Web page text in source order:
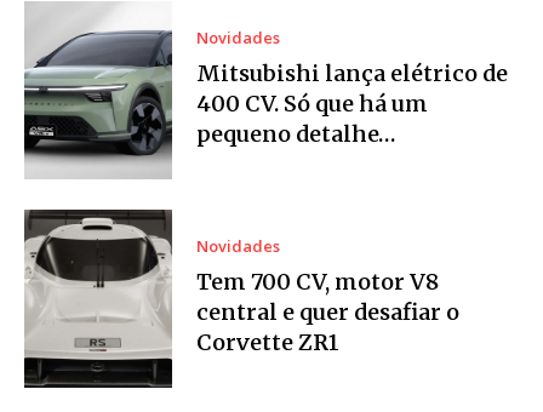
Novidades
Mitsubishi lança elétrico de
400 CV. Só que há um
pequeno detalhe…
Novidades
Tem 700 CV, motor V8
central e quer desafiar o
Corvette ZR1